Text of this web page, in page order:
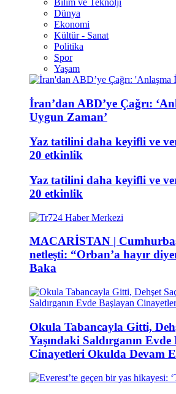
Dünya
Ekonomi
Kültür - Sanat
Politika
Spor
Yaşam
İran’dan ABD’ye Çağrı:
Uygun Zaman’
Yaz tatilini daha keyifli ve
20 etkinlik
Yaz tatilini daha keyifli ve
20 etkinlik
MACARİSTAN |
netleşti: “Orban’a hayır
Baka
Okula Tabancayla Gitti,
Yaşındaki Saldırganın Evde
Cinayetleri Okulda Devam